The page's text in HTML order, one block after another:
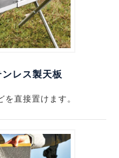
レス製天板
直接置けます。